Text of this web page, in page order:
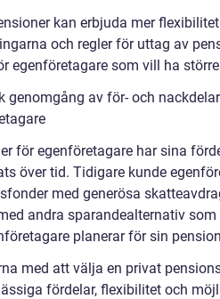
kan erbjuda mer
och regler för uttag av
egenföretagare som vill ha
genomgång av för- och
för egenföretagare har sina
över tid. Tidigare kunde
med generösa
andra sparandealternativ
planerar för sin
med att välja en privat
fördelar, flexibilitet och